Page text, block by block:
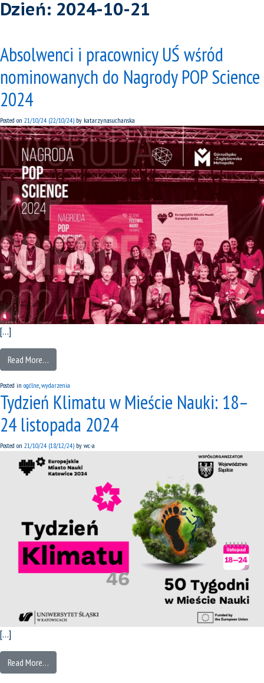
Dzień: 2024-10-21
Absolwenci i pracownicy UŚ wśród
nominowanych do Nagrody POP Science
2024
Posted on 21/10/24 (22/10/24) by katarzynasuchanska
[…]
Read More…
Posted in ogólne wydarzenia
Tydzień Klimatu w Mieście Nauki: 18–
24 listopada 2024
Posted on 21/10/24 (18/12/24) by wc-a
[…]
Read More…